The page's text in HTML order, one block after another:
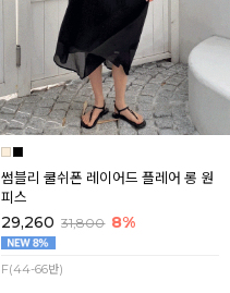
썸블리 쿨쉬폰 레이어드 플레어 롱 원
피스
29,260 31,800 8%
F(44-66반)